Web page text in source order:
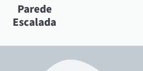
Parede
Escalada